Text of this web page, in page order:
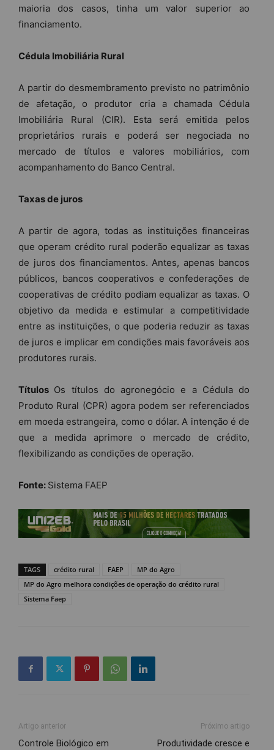
maioria dos casos, tinha um valor superior ao
financiamento.
Cédula Imobiliária Rural
A partir do desmembramento previsto no patrimônio
de afetação, o produtor cria a chamada Cédula
Imobiliária Rural (CIR). Esta será emitida pelos
proprietários rurais e poderá ser negociada no
mercado de títulos e valores mobiliários, com
acompanhamento do Banco Central.
Taxas de juros
A partir de agora, todas as instituições financeiras
que operam crédito rural poderão equalizar as taxas
de juros dos financiamentos. Antes, apenas bancos
públicos, bancos cooperativos e confederações de
cooperativas de crédito podiam equalizar as taxas. O
objetivo da medida e estimular a competitividade
entre as instituições, o que poderia reduzir as taxas
de juros e implicar em condições mais favoráveis aos
produtores rurais.
Títulos Os títulos do agronegócio e a Cédula do
Produto Rural (CPR) agora podem ser referenciados
em moeda estrangeira, como o dólar. A intenção é de
que a medida aprimore o mercado de crédito,
flexibilizando as condições de operação.
Fonte: Sistema FAEP
TAGS crédito rural FAEP
MP do Agro
MP do Agro melhora condições de operação do crédito rural
Sistema Faep
Artigo anterior
Controle Biológico em
Próximo artigo
Produtividade cresce e